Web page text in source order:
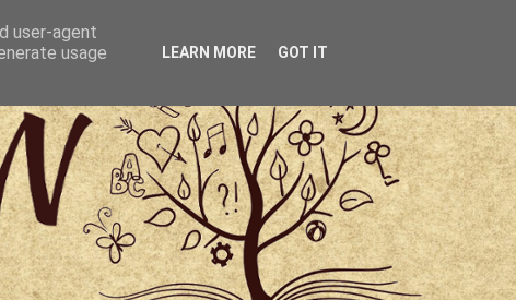
user-agent
usage
LEARN MORE GOT IT